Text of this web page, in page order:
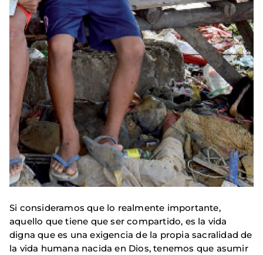
Si consideramos que lo realmente importante,
aquello que tiene que ser compartido, es la vida
digna que es una exigencia de la propia sacralidad de
la vida humana nacida en Dios, tenemos que asumir